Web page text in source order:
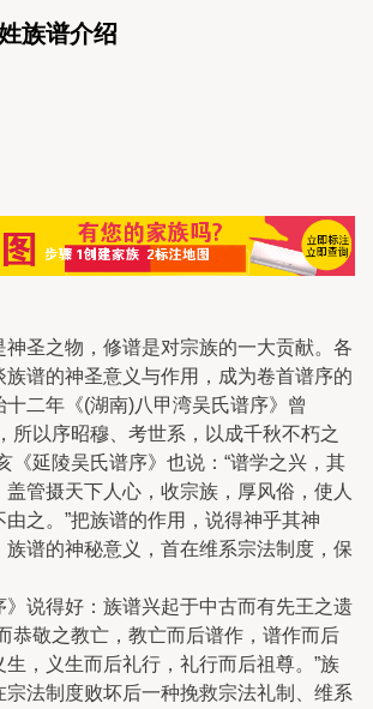
族谱介绍
神圣之物，修谱是对宗族的一大贡献。各
族谱的神圣意义与作用，成为卷首谱序的
十二年《(湖南)八甲湾吴氏谱序》曾
所以序昭穆、考世系，以成千秋不朽之
《延陵吴氏谱序》也说：“谱学之兴，其
管摄天下人心，收宗族，厚风俗，使人
之。”把族谱的作用，说得神乎其神
族谱的神秘意义，首在维系宗法制度，保
》说得好：族谱兴起于中古而有先王之遗
恭敬之教亡，教亡而后谱作，谱作而后
，义生而后礼行，礼行而后祖尊。”族
宗法制度败坏后一种挽救宗法礼制、维系